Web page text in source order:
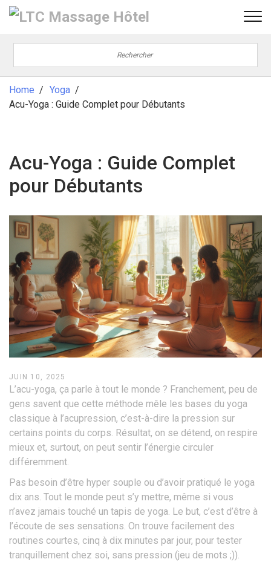
Home
Yoga
Acu-Yoga : Guide Complet pour Débutants
Acu-Yoga : Guide Complet
pour Débutants
JUIN 10, 2025
L’acu-yoga, ça parle à tout le monde ? Franchement, peu de
gens savent que cette méthode mêle les bases du yoga
classique à l’acupression, c’est-à-dire la pression sur
certains points du corps. Résultat, on se détend, on respire
mieux et, surtout, on peut sentir l’énergie circuler
différemment.
Pas besoin d’être hyper souple ou d’avoir pratiqué le yoga
dix ans. Tout le monde peut s’y mettre, même si vous
n’avez jamais touché un tapis de yoga. Le but, c’est d’être à
l’écoute de ses sensations. On trouve facilement des
routines courtes, cinq à dix minutes par jour, pour tester
tranquillement chez soi, sans pression (jeu de mots ;)).